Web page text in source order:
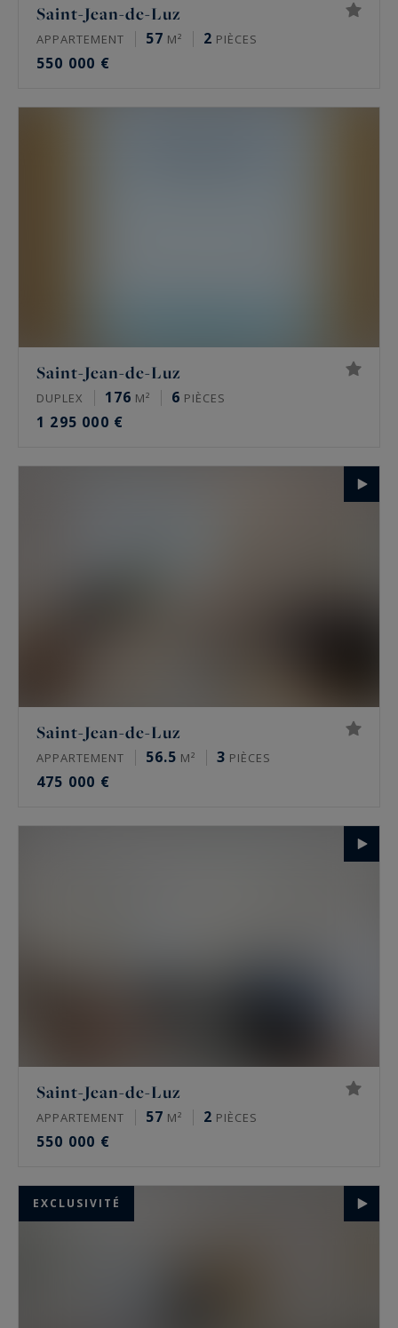
Saint-Jean-de-Luz
APPARTEMENT 57 M² 2 PIÈCES
550 000 €
Saint-Jean-de-Luz
DUPLEX 176 M² 6 PIÈCES
1 295 000 €
Saint-Jean-de-Luz
APPARTEMENT 56.5 M² 3 PIÈCES
475 000 €
Saint-Jean-de-Luz
APPARTEMENT 57 M² 2 PIÈCES
550 000 €
EXCLUSIVITÉ